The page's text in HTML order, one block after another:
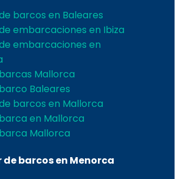
barcos en Baleares
embarcaciones en Ibiza
embarcaciones en
Mallorca
Baleares
barcos en Mallorca
en Mallorca
Mallorca
barcos en Menorca